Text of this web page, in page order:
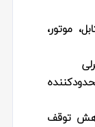
موتور،
کاهش توقف